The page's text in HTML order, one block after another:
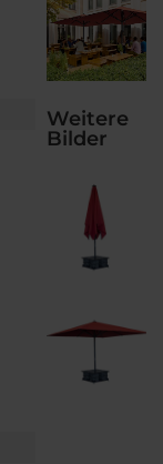
Weitere
Bilder